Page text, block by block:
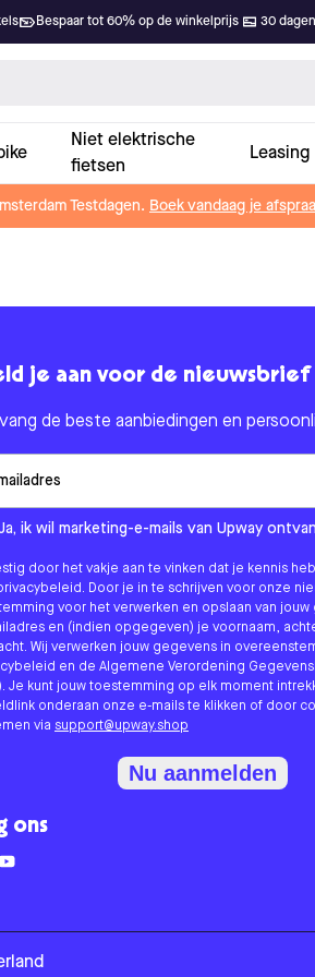
Bespaar tot 60% op de winkelprijs 30
Niet elektrische
fietsen
Leasing
Testdagen. Boek vandaag je
je aan voor de nieuwsbrief
de beste aanbiedingen en
would you like to hear from us?
ik wil marketing-e-mails van Upway
door het vakje aan te vinken dat je kennis
Door je in te schrijven voor onze
voor het verwerken en opslaan van
en (indien opgegeven) je voornaam,
Wij verwerken jouw gegevens in
en de Algemene Verordening
Je kunt jouw toestemming op elk moment
onderaan onze e-mails te klikken of door
via support@upway.shop
Nu aanmelden
ons